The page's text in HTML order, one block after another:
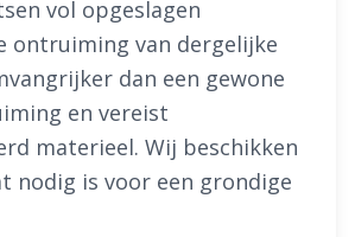
vol opgeslagen
ontruiming van dergelijke
dan een gewone
en vereist
materieel. Wij beschikken
nodig is voor een grondige